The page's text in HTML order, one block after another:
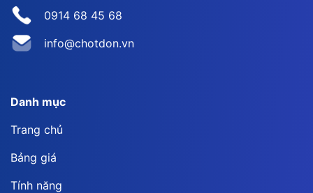
0914 68 45 68
info@chotdon.vn
Danh mục
Trang chủ
Bảng giá
Tính năng